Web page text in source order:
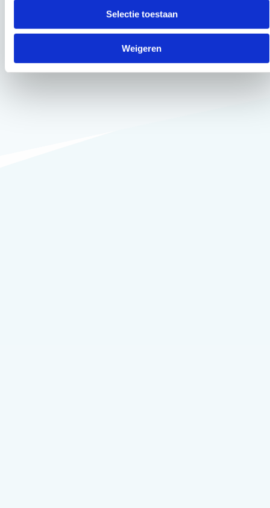
Selectie toestaan
Weigeren